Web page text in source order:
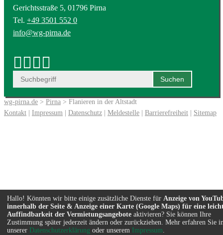
Gerichtsstraße 5, 01796 Pirna
Tel. +49 3501 552 0
info@wg-pirna.de
wg-pirna.de > Pirna > Flanieren in der Altstadt
Kontakt | Impressum | Datenschutz | Meldestelle | Barrierefreiheit | Sitemap
Hallo! Könnten wir bitte einige zusätzliche Dienste für Anzeige von
innerhalb der Seite & Anzeige einer Karte (Google Maps) für eine
Auffindbarkeit der Vermietungsangebote aktivieren? Sie können Ihre
Zustimmung später jederzeit ändern oder zurückziehen. Mehr erfahren Sie
unserer Datenschutzerklärung oder unserem Impressum